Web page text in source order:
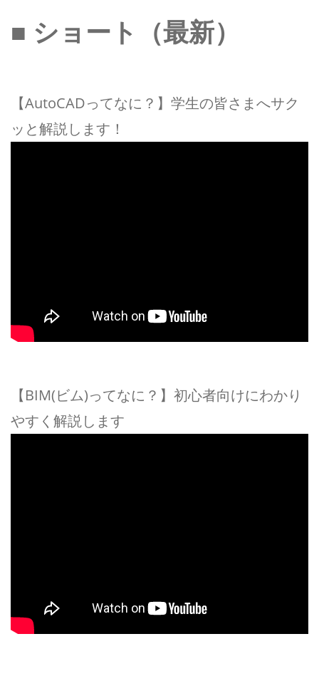
■ ショート（最新）
【AutoCADってなに？】学生の皆さまへサク
ッと解説します！
【BIM(ビム)ってなに？】初心者向けにわかり
やすく解説します